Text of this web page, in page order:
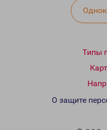
Типы
О защите